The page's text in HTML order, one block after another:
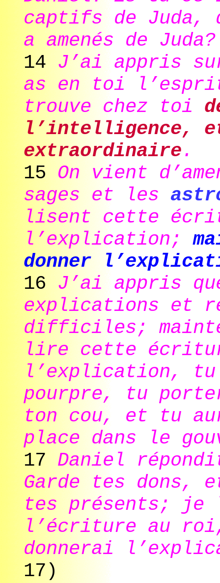
captifs de Juda,
a amenés de Juda?
14 J’ai appris
as en toi
trouve chez toi
l’intelligence, et
extraordinaire.
15 On vient
sages et les
lisent cette
l’explication;
donner
16 J’ai appris
explications et
difficiles;
lire cette
l’explication, tu
pourpre, tu
ton cou, et tu
place dans le
17 Daniel
Garde tes dons,
tes présents; je
l’écriture au
donnerai
17)